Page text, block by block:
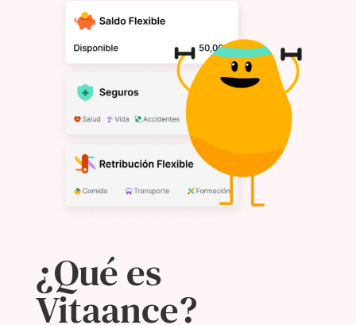
¿Qué es
Vitaance?